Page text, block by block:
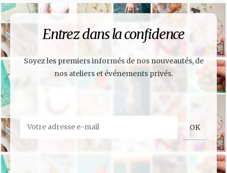
Entrez dans la confidence
Soyez les premiers informés de nos nouveautés, de
nos ateliers et événements privés.